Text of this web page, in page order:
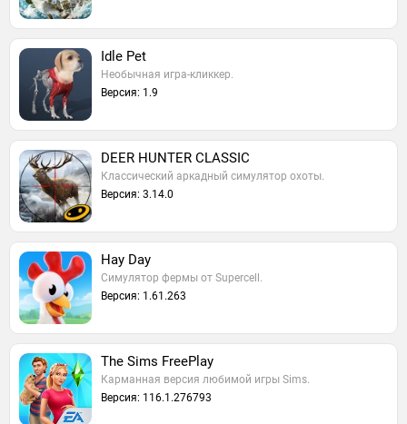
Idle Pet
Необычная игра-кликкер.
Версия: 1.9
DEER HUNTER CLASSIC
Классический аркадный симулятор охоты.
Версия: 3.14.0
Hay Day
Симулятор фермы от Supercell.
Версия: 1.61.263
The Sims FreePlay
Карманная версия любимой игры Sims.
Версия: 116.1.276793